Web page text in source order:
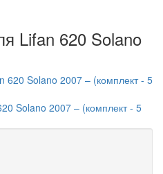
Lifan 620 Solano
Solano 2007 – (комплект - 5